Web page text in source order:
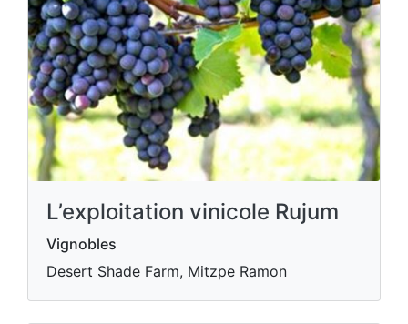
L’exploitation vinicole Rujum
Vignobles
Desert Shade Farm, Mitzpe Ramon